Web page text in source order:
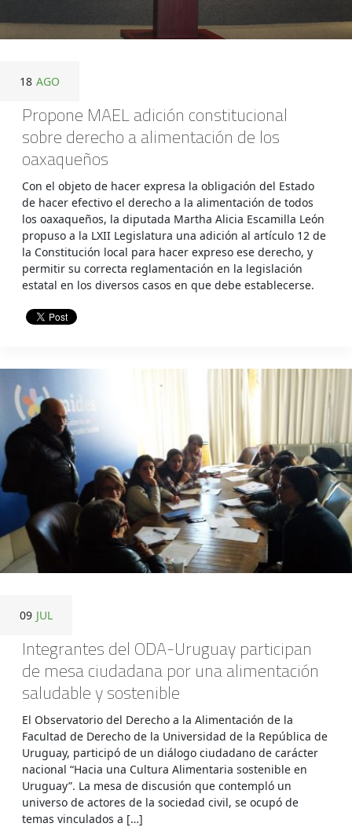
18 AGO
Propone MAEL adición constitucional
sobre derecho a alimentación de los
oaxaqueños
Con el objeto de hacer expresa la obligación del Estado
de hacer efectivo el derecho a la alimentación de todos
los oaxaqueños, la diputada Martha Alicia Escamilla León
propuso a la LXII Legislatura una adición al artículo 12 de
la Constitución local para hacer expreso ese derecho, y
permitir su correcta reglamentación en la legislación
estatal en los diversos casos en que debe establecerse.
09 JUL
Integrantes del ODA-Uruguay participan
de mesa ciudadana por una alimentación
saludable y sostenible
El Observatorio del Derecho a la Alimentación de la
Facultad de Derecho de la Universidad de la República de
Uruguay, participó de un diálogo ciudadano de carácter
nacional “Hacia una Cultura Alimentaria sostenible en
Uruguay”. La mesa de discusión que contempló un
universo de actores de la sociedad civil, se ocupó de
temas vinculados a […]